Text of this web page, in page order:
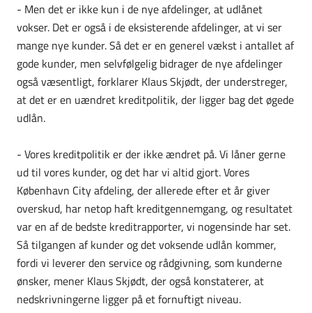
- Men det er ikke kun i de nye afdelinger, at udlånet
vokser. Det er også i de eksisterende afdelinger, at vi ser
mange nye kunder. Så det er en generel vækst i antallet af
gode kunder, men selvfølgelig bidrager de nye afdelinger
også væsentligt, forklarer Klaus Skjødt, der understreger,
at det er en uændret kreditpolitik, der ligger bag det øgede
udlån.
- Vores kreditpolitik er der ikke ændret på. Vi låner gerne
ud til vores kunder, og det har vi altid gjort. Vores
København City afdeling, der allerede efter et år giver
overskud, har netop haft kreditgennemgang, og resultatet
var en af de bedste kreditrapporter, vi nogensinde har set.
Så tilgangen af kunder og det voksende udlån kommer,
fordi vi leverer den service og rådgivning, som kunderne
ønsker, mener Klaus Skjødt, der også konstaterer, at
nedskrivningerne ligger på et fornuftigt niveau.